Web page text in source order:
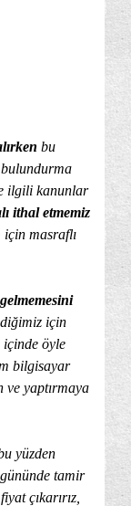
bu
bulundurma
ilgili kanunlar
ithal etmemiz
masraflı
için
içinde öyle
bilgisayar
ve yaptırmaya
yüzden
tamir
fiyat çıkarırız,